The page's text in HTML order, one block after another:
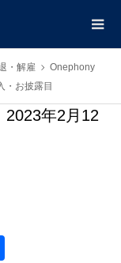
・解雇
Onephony
・お披露目
2023年2月12